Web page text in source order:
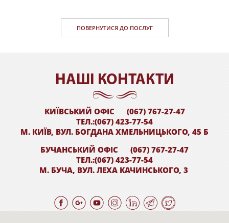
ПОВЕРНУТИСЯ ДО ПОСЛУГ
НАШI КОНТАКТИ
КИЇВСЬКИЙ ОФІС
(067) 767-27-47
ТЕЛ.:(067) 423-77-54
М. КИЇВ, ВУЛ. БОГДАНА ХМЕЛЬНИЦЬКОГО, 45 Б
БУЧАНСЬКИЙ ОФІС
(067) 767-27-47
ТЕЛ.:(067) 423-77-54
М. БУЧА, ВУЛ. ЛЕХА КАЧИНСЬКОГО, 3